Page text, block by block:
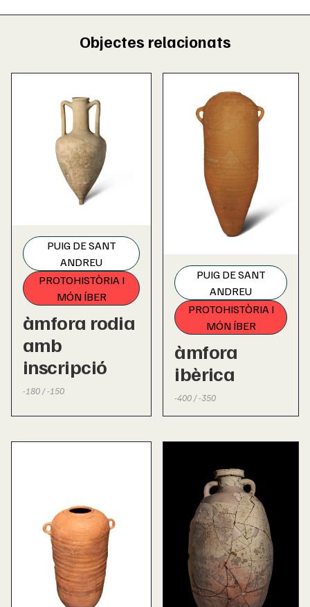
Objectes relacionats
PUIG DE SANT
ANDREU
PROTOHISTÒRIA I
MÓN ÍBER
àmfora rodia
amb
inscripció
-180 / -150
PUIG DE SANT
ANDREU
PROTOHISTÒRIA I
MÓN ÍBER
àmfora
ibèrica
-400 / -350